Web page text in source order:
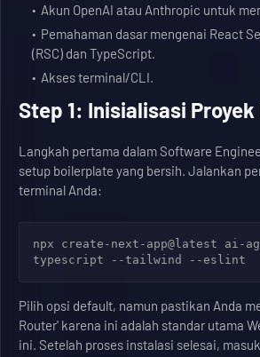
Akun OpenAI atau Anthropic untuk
Pemahaman dasar mengenai React
(RSC) dan TypeScript.
Akses terminal/CLI.
Step 1: Inisialisasi Proyek
Langkah pertama dalam Software
setup boilerplate yang bersih. Jalankan
terminal Anda:
npx create-next-app@latest ai-
typescript --tailwind --eslint
Pilih opsi default, namun pastikan Anda
Router' karena ini adalah standar utama
ini. Setelah proses instalasi selesai,